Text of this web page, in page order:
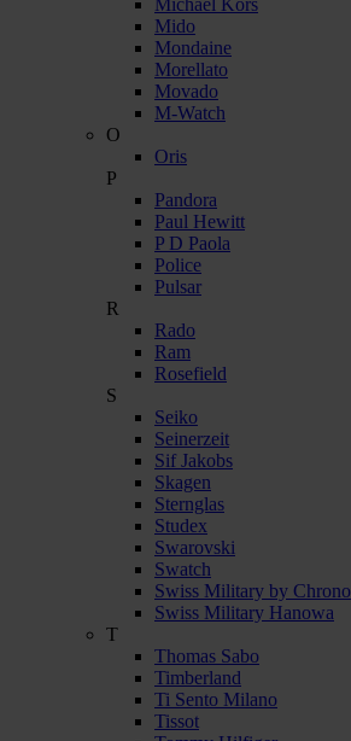
Mido
Mondaine
Morellato
Movado
M-Watch
O
Oris
P
Pandora
Paul Hewitt
P D Paola
Police
Pulsar
R
Rado
Ram
Rosefield
S
Seiko
Seinerzeit
Sif Jakobs
Skagen
Sternglas
Studex
Swarovski
Swatch
Swiss Military by Chrono
Swiss Military Hanowa
T
Thomas Sabo
Timberland
Ti Sento Milano
Tissot